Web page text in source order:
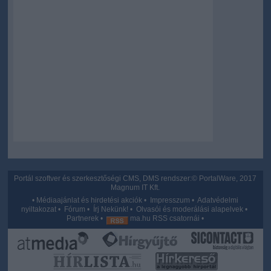
Portál szoftver és szerkesztőségi CMS, DMS rendszer:© PortalWare, 2017
Magnum IT Kft.
• Médiaajánlat és hirdetési akciók • Impresszum •Adatvédelmi
nyiltakozat • Fórum • Írj Nekünk! •Olvasói és moderálási alapelvek •
Partnerek • ma.hu RSS csatornái •